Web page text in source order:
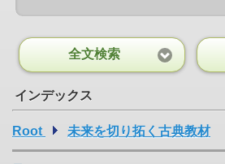
全文検索
インデックス
Root 未来を切り拓く古典教材